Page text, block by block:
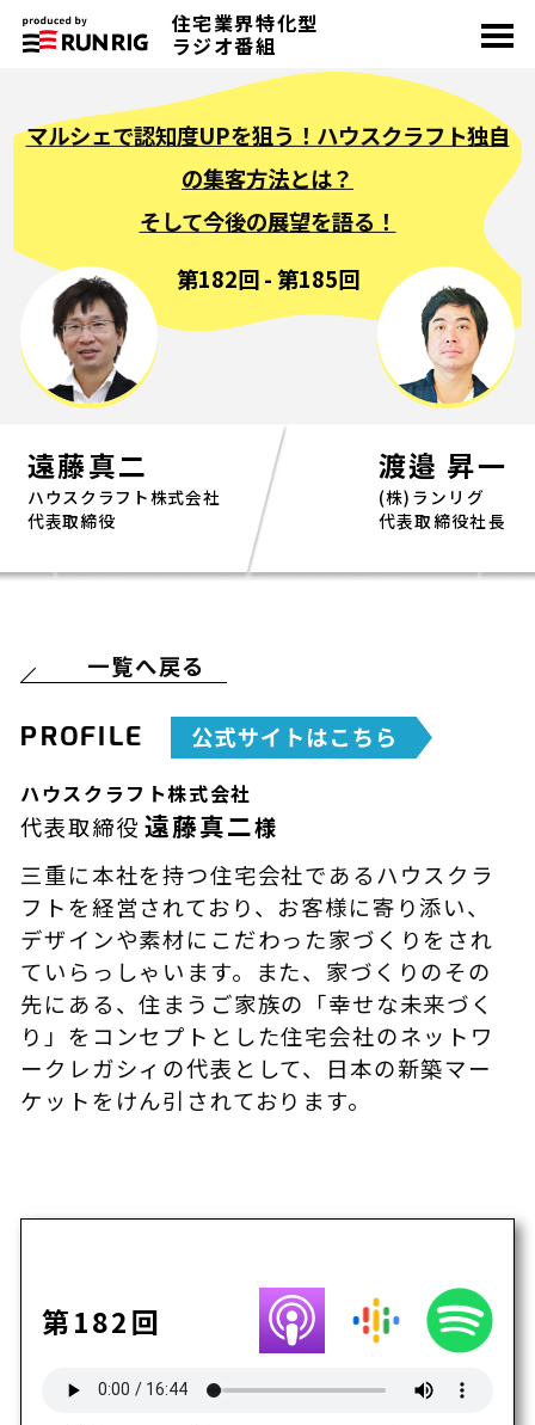
住宅業界特化型
ラジオ番組
マルシェで認知度UPを狙う！ハウスクラフト独自
の集客方法とは？
そして今後の展望を語る！
第182回 - 第185回
遠藤真二
ハウスクラフト株式会社
代表取締役
渡邉 昇一
(株)ランリグ
代表取締役社長
一覧へ戻る
PROFILE
ハウスクラフト株式会社
代表取締役 遠藤真二様
三重に本社を持つ住宅会社であるハウスクラ
フトを経営されており、お客様に寄り添い、
デザインや素材にこだわった家づくりをされ
ていらっしゃいます。また、家づくりのその
先にある、住まうご家族の「幸せな未来づく
り」をコンセプトとした住宅会社のネットワ
ークレガシィの代表として、日本の新築マー
ケットをけん引されております。
第182回